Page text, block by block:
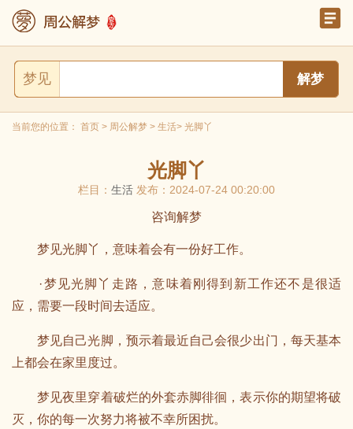
梦见
当前您的位置： 首页 > 周公解梦 > 生活> 光脚丫
光脚丫
栏目： 生活 发布：2024-07-24 00:20:00
咨询解梦
梦见光脚丫，意味着会有一份好工作。
·梦见光脚丫走路，意味着刚得到新工作还不是很适
应，需要一段时间去适应。
梦见自己光脚，预示着最近自己会很少出门，每天基本
上都会在家里度过。
梦见夜里穿着破烂的外套赤脚徘徊，表示你的期望将破
灭，你的每一次努力将被不幸所困扰。